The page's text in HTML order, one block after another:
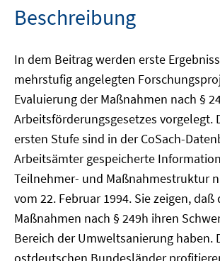
Beschreibung
In dem Beitrag werden erste
mehrstufig angelegten
Evaluierung der Maßnahmen nach §
Arbeitsförderungsgesetzes vorgelegt.
ersten Stufe sind in der CoSach-
Arbeitsämter gespeicherte
Teilnehmer- und Maßnahmestruktur
vom 22. Februar 1994. Sie zeigen, daß
Maßnahmen nach § 249h ihren
Bereich der Umweltsanierung haben.